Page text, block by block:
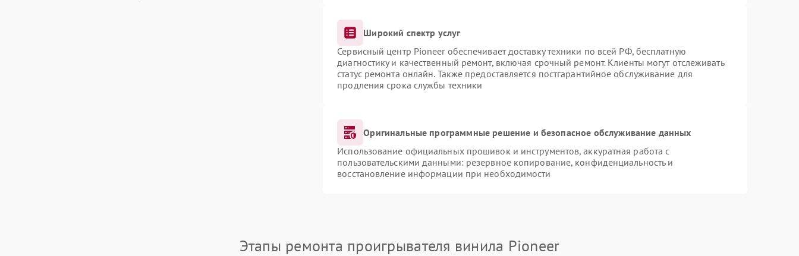
Широкий спектр услуг
Сервисный центр Pioneer обеспечивает доставку техники по всей РФ, бесплатную
диагностику и качественный ремонт, включая срочный ремонт. Клиенты могут отслеживать
статус ремонта онлайн. Также предоставляется постгарантийное обслуживание для
продления срока службы техники
Оригинальные программные решение и безопасное обслуживание данных
Использование официальных прошивок и инструментов, аккуратная работа с
пользовательскими данными: резервное копирование, конфиденциальность и
восстановление информации при необходимости
Этапы ремонта проигрывателя винила Pioneer